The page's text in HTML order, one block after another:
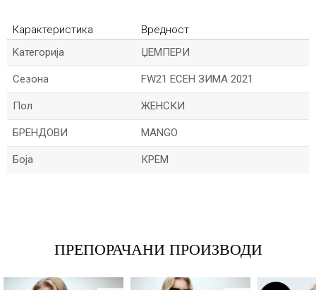
Карактеристика
Вредност
Kатегорија
ЏЕМПЕРИ
Сезона FW21 ЕСЕН ЗИМА 2021
Пол ЖЕНСКИ
БРЕНДОВИ MANGO
Боја КРЕМ
ПРЕПОРАЧАНИ ПРОИЗВОДИ